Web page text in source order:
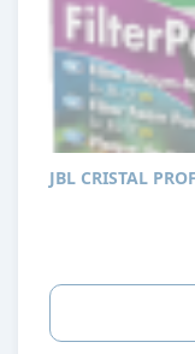
JBL CRISTAL